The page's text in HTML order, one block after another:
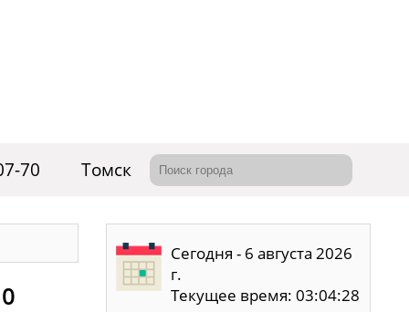
70 Томск
Сегодня - 6 августа 2026
г.
Текущее время: 03:04:29